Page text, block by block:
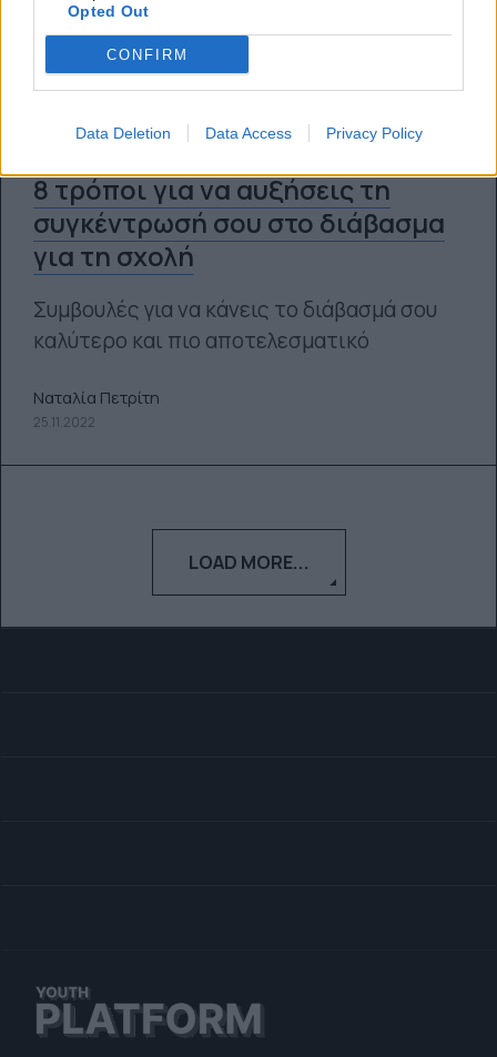
Opted Out
CONFIRM
Data Deletion Data Access Privacy Policy
8 τρόποι για να αυξήσεις τη
συγκέντρωσή σου στο διάβασμα
για τη σχολή
Συμβουλές για να κάνεις το διάβασμά σου
καλύτερο και πιο αποτελεσματικό
Ναταλία Πετρίτη
25.11.2022
LOAD MORE...